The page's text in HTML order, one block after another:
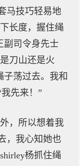
马技巧轻易地
长度，握住绳
副司令身先士
刀山还是火
子荡过去。我和
先来！”
，所以想着我
，我心知她也
杨抓住绳